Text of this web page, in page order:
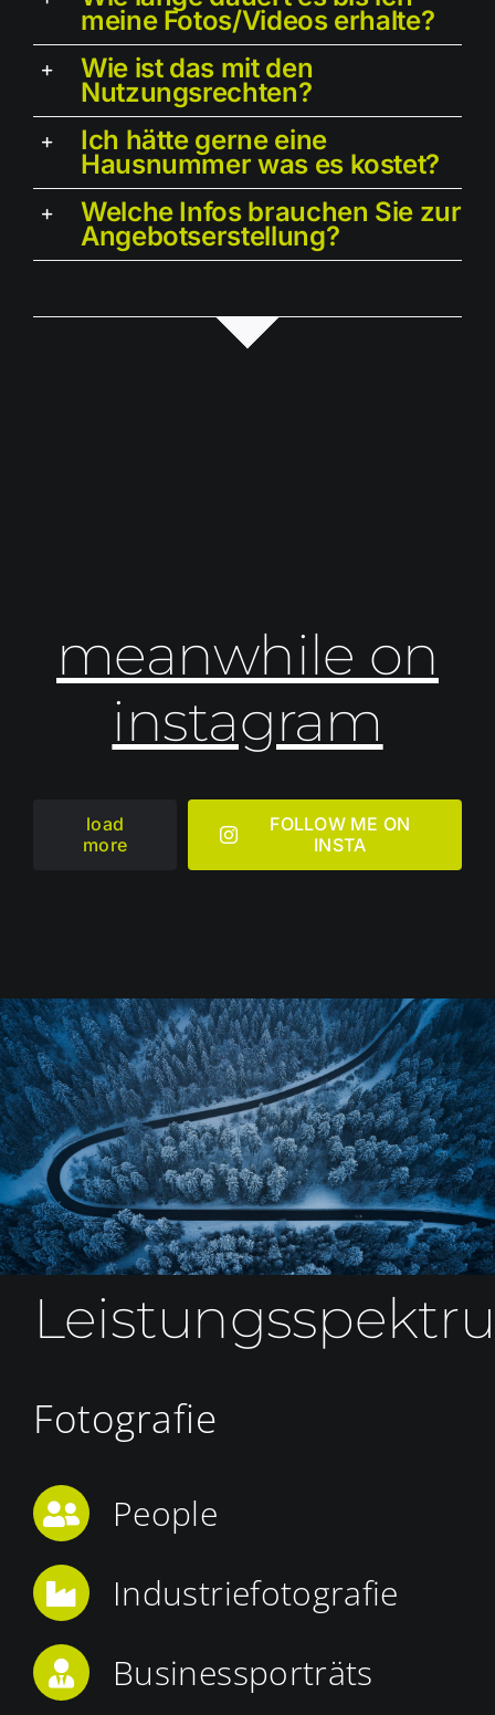
meine Fotos/Videos erhalte?
Wie ist das mit den
Nutzungsrechten?
Ich hätte gerne eine
Hausnummer was es kostet?
Welche Infos brauchen Sie zur
Angebotserstellung?
meanwhile on
instagram
load
more
FOLLOW ME ON
INSTA
Fotografie
People
Industriefotografie
Businessporträts